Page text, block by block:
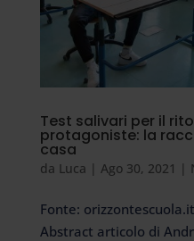
Test salivari per il
protagoniste: la
casa
da Luca | Ago 30, 2021 |
Fonte:
Abstract articolo di